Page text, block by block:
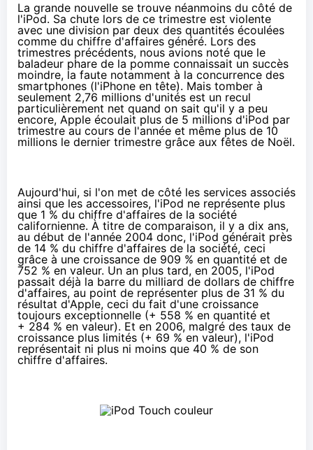
La grande nouvelle se trouve néanmoins du côté de
l'iPod. Sa chute lors de ce trimestre est violente
avec une division par deux des quantités écoulées
comme du chiffre d'affaires généré. Lors des
trimestres précédents, nous avions noté que le
baladeur phare de la pomme connaissait un succès
moindre, la faute notamment à la concurrence des
smartphones (l'iPhone en tête). Mais tomber à
seulement 2,76 millions d'unités est un recul
particulièrement net quand on sait qu'il y a peu
encore, Apple écoulait plus de 5 millions d'iPod par
trimestre au cours de l'année et même plus de 10
millions le dernier trimestre grâce aux fêtes de Noël.
Aujourd'hui, si l'on met de côté les services associés
ainsi que les accessoires, l'iPod ne représente plus
que 1 % du chiffre d'affaires de la société
californienne. À titre de comparaison, il y a dix ans,
au début de l'année 2004 donc, l'iPod générait près
de 14 % du chiffre d'affaires de la société, ceci
grâce à une croissance de 909 % en quantité et de
752 % en valeur. Un an plus tard, en 2005, l'iPod
passait déjà la barre du milliard de dollars de chiffre
d'affaires, au point de représenter plus de 31 % du
résultat d'Apple, ceci du fait d'une croissance
toujours exceptionnelle (+ 558 % en quantité et
+ 284 % en valeur). Et en 2006, malgré des taux de
croissance plus limités (+ 69 % en valeur), l'iPod
représentait ni plus ni moins que 40 % de son
chiffre d'affaires.